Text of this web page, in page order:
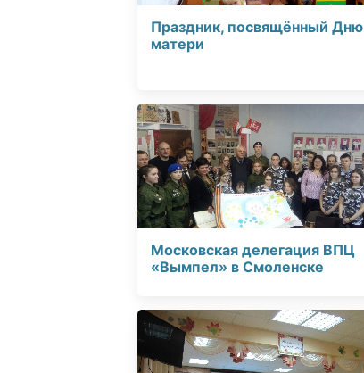
Праздник, посвящённый Дню
матери
Московская делегация ВПЦ
«Вымпел» в Смоленске